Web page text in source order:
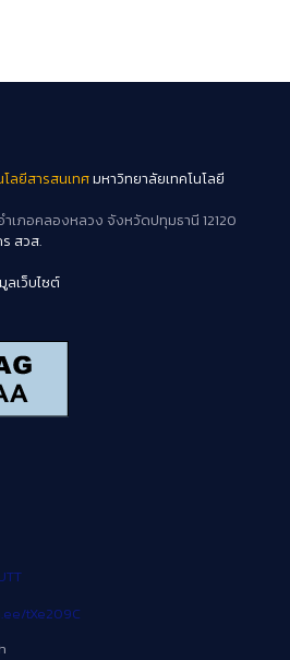
ลยีสารสนเทศมหาวิทยาลัยเทคโนโลยี
เภอคลองหลวง จังหวัดปทุมธานี 12120
สวส.
เว็บไซต์
tXe209C